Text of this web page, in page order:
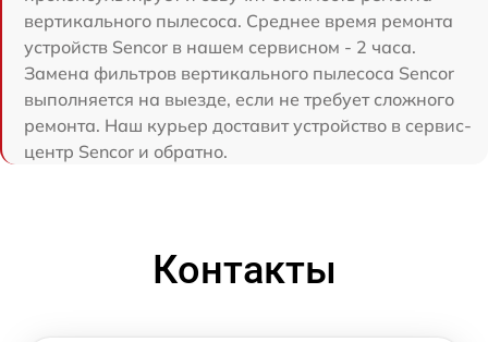
вертикального пылесоса. Среднее время ремонта
устройств Sencor в нашем сервисном - 2 часа.
Замена фильтров вертикального пылесоса Sencor
выполняется на выезде, если не требует сложного
ремонта. Наш курьер доставит устройство в сервис-
центр Sencor и обратно.
Контакты